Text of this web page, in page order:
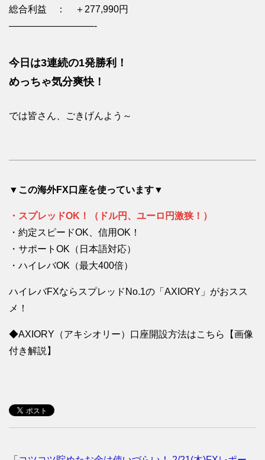
総合利益 ： ＋277,990円
—————————-
今日は3連続の1発勝利！
めっちゃ気分爽快！
では皆さん、ごきげんよう～
▼この海外FX口座を使っています▼
・スプレッドOK！（ドル円、ユーロ円激狭！）
・約定スピードOK、信用OK！
・サポートOK（日本語対応）
・ハイレバOK（最大400倍）
ハイレバFXならスプレッドNo.1の「AXIORY」がおスス
メ！
◆AXIORY（アキシオリー）口座開設方法はこちら【画像
付き解説】